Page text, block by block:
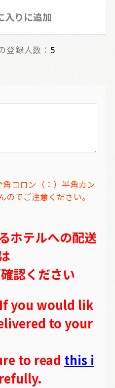
入りに追加
登録人数： 5
コロン（：）半角カン
でご注意ください。
ホテルへの配送
認ください
you would lik
to your
to read this i